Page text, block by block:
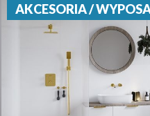
AKCESORIA /